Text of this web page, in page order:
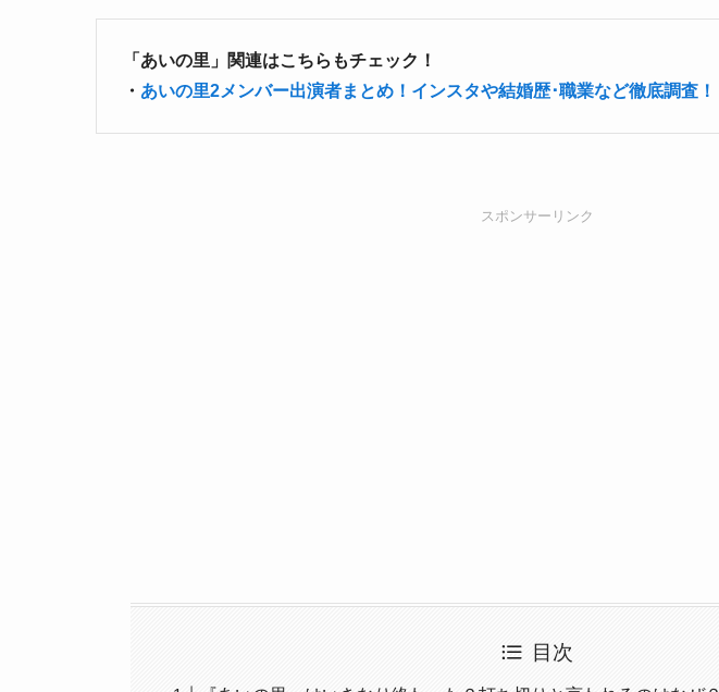
「あいの里」関連はこちらもチェック！
・ あいの里2メンバー出演者まとめ！インスタや結婚歴･職業など徹底調査！
スポンサーリンク
目次